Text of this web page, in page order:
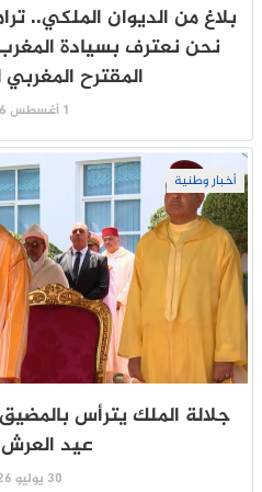
بلاغ من الديوان الملكي..
نحن نعترف بسيادة
المقترح
1 أغسطس 2026
أخبار وطنية
جلالة الملك يترأس
عيد
30 يوليو 2026